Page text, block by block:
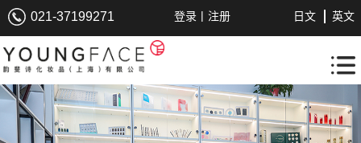
021-37199271 登录 | 注册 英文
日文